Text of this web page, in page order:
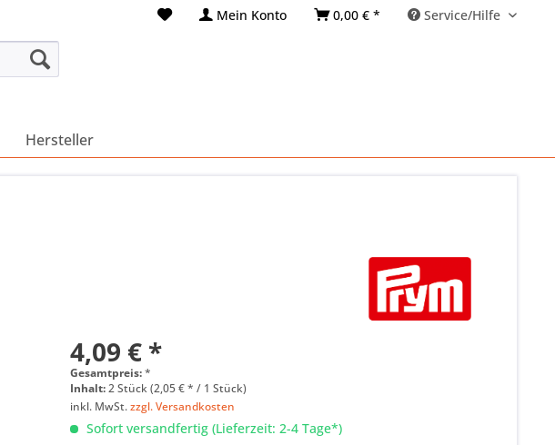
Mein Konto 0,00 € * Service/Hilfe
Hersteller
4,09 € *
Gesamtpreis:*
Inhalt:2 Stück (2,05 € * / 1 Stück)
inkl. MwSt.zzgl. Versandkosten
Sofort versandfertig (Lieferzeit: 2-4 Tage*)